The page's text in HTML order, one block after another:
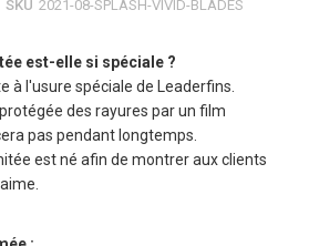
SKU 2021-08-SPLASH-VIVID-BLADES
est-elle si spéciale ?
à l'usure spéciale de Leaderfins.
des rayures par un film
pas pendant longtemps.
est né afin de montrer aux clients